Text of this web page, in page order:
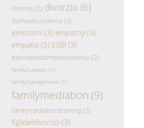
divorce(2) divorzio (6)
domesticviolence(2)
emozioni (3) empathy(3)
empatia (3) ESBI (3)
exposetodomesticviolence(2)
familybusiness(1)
familymanagement (1)
familymediation (9)
familymediationtraining(2)
figlideldivorzio (3)